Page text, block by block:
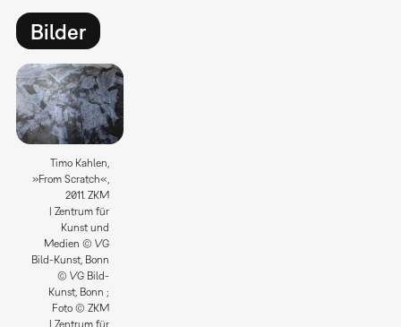
Bilder
Timo Kahlen,
»From Scratch«,
2011. ZKM
| Zentrum für
Kunst und
Medien © VG
Bild-Kunst, Bonn
© VG Bild-
Kunst, Bonn ;
Foto © ZKM
| Zentrum für